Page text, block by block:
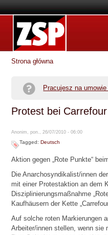
Strona główna
Pracujesz na
Protest bei Carrefour
Anonim, pon., 26/07/2010 - 06:00
Tagged:Deutsch
Aktion gegen „Rote Punkte“
Die Anarchosyndikalist/innen
mit einer Protestaktion an dem
Disziplinierungsmaßnahme
Kaufhäusern der Kette
Auf solche roten Markierungen
Arbeiter/innen stellen, wenn sie